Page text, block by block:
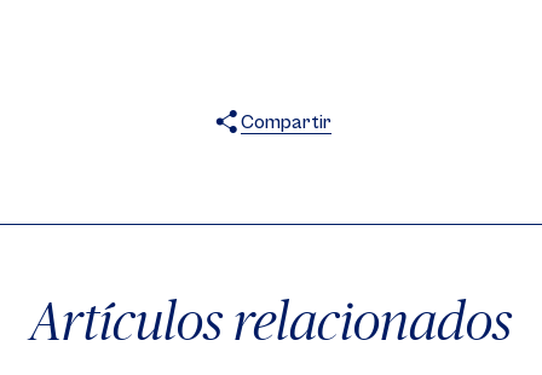
Compartir
Artículos relacionados